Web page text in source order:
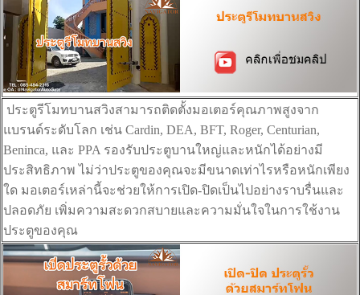
ประตูรีโมทบานสวิงสามารถติดตั้งมอเตอร์คุณภาพสูงจาก
แบรนด์ระดับโลก เช่น Cardin, DEA, BFT, Roger, Centurian,
Beninca, และ PPA รองรับประตูบานใหญ่และหนักได้อย่างมี
ประสิทธิภาพ ไม่ว่าประตูของคุณจะมีขนาดเท่าไรหรือหนักเพียง
ใด มอเตอร์เหล่านี้จะช่วยให้การเปิด-ปิดเป็นไปอย่างราบรื่นและ
ปลอดภัย เพิ่มความสะดวกสบายและความมั่นใจในการใช้งาน
ประตูของคุณ